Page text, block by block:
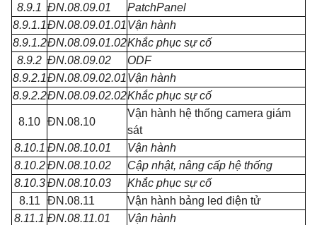
8.9.1 ĐN.08.09.01
PatchPanel
8.9.1.1ĐN.08.09.01.01Vận hành
8.9.1.2ĐN.08.09.01.02Khắc phục sự cố
8.9.2 ĐN.08.09.02
ODF
8.9.2.1ĐN.08.09.02.01Vận hành
8.9.2.2ĐN.08.09.02.02Khắc phục sự cố
8.10 ĐN.08.10
Vận hành hệ thống camera giám
sát
8.10.1 ĐN.08.10.01
Vận hành
8.10.2 ĐN.08.10.02
Cập nhật, nâng cấp hệ thống
8.10.3 ĐN.08.10.03
Khắc phục sự cố
8.11
ĐN.08.11
Vận hành bảng led điện tử
8.11.1 ĐN.08.11.01
Vận hành